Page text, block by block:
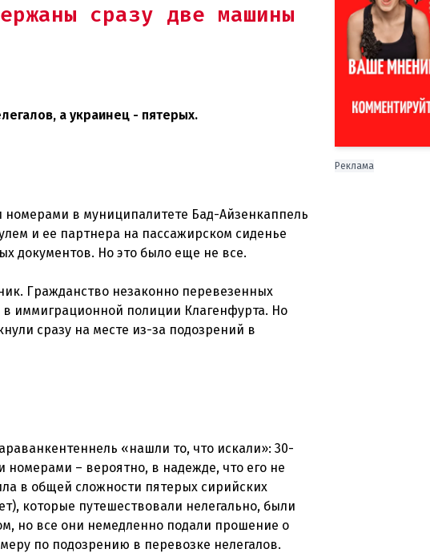
сразу две машины
а украинец - пятерых.
в муниципалитете Бад-Айзенкаппель
и ее партнера на пассажирском сиденье
документов. Но это было еще не все.
Гражданство незаконно перевезенных
в иммиграционной полиции Клагенфурта. Но
сразу на месте из-за подозрений в
«нашли то, что искали»: 30-
– вероятно, в надежде, что его не
в общей сложности пятерых сирийских
которые путешествовали нелегально, были
но все они немедленно подали прошение о
Реклама